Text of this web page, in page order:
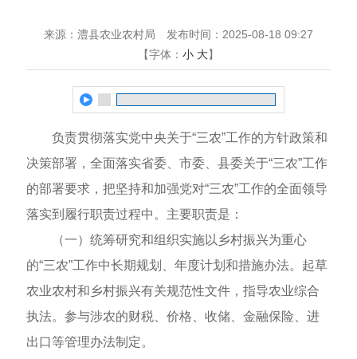
来源：澧县农业农村局
发布时间：2025-08-18 09:27
【字体： 小 大】
负责贯彻落实党中央关于“三农”工作的方针政策和
决策部署，全面落实省委、市委、县委关于“三农”工作
的部署要求，把坚持和加强党对“三农”工作的全面领导
落实到履行职责过程中。主要职责是：
（一）统筹研究和组织实施以乡村振兴为重心
的“三农”工作中长期规划、年度计划和措施办法。起草
农业农村和乡村振兴有关规范性文件，指导农业综合
执法。参与涉农的财税、价格、收储、金融保险、进
出口等管理办法制定。